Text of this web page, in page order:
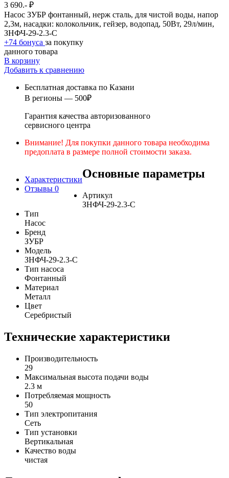
3 690.- ₽
Насос ЗУБР фонтанный, нерж сталь, для чистой воды, напор
2,3м, насадки: колокольчик, гейзер, водопад, 50Вт, 29л/мин,
ЗНФЧ-29-2.3-С
+74 бонуса за покупку
данного товара
В корзину
Добавить к сравнению
Бесплатная доставка по Казани
В регионы — 500₽
Гарантия качества авторизованного
сервисного центра
Внимание! Для покупки данного товара необходима
предоплата в размере полной стоимости заказа.
Характеристики
Отзывы 0
Основные параметры
Артикул
ЗНФЧ-29-2.3-С
Тип
Насос
Бренд
ЗУБР
Модель
ЗНФЧ-29-2.3-С
Тип насоса
Фонтанный
Материал
Металл
Цвет
Серебристый
Технические характеристики
Производительность
29
Максимальная высота подачи воды
2.3 м
Потребляемая мощность
50
Тип электропитания
Сеть
Тип установки
Вертикальная
Качество воды
чистая